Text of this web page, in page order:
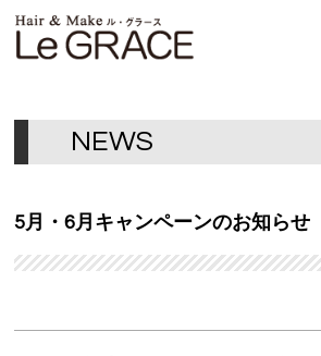
CONCEPT
NEWS
5月・6月キャンペーンのお知らせ